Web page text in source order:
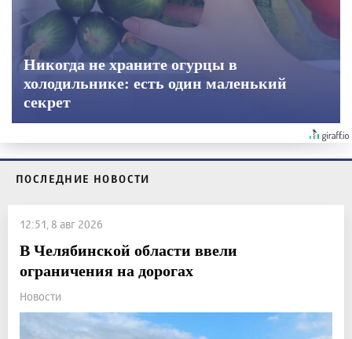
Никогда не храните огурцы в
холодильнике: есть один маленький
секрет
ПОСЛЕДНИЕ НОВОСТИ
12:51, 8 авг 2026
В Челябинской области ввели
ограничения на дорогах
Новости